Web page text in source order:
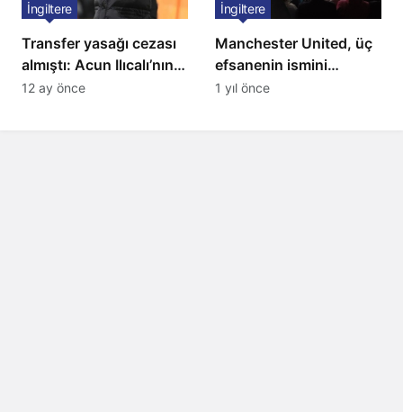
Transfer yasağı cezası
almıştı: Acun Ilıcalı’nın
ekibi Hull City’ye kötü
İngiltere
12 ay önce
Manchester United, üç
efsanenin ismini
yasakladı
İngiltere
1 yıl önce